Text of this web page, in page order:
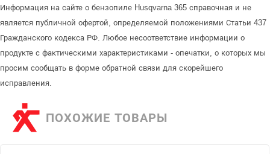
Информация на сайте о бензопиле Husqvarna 365 справочная и не
является публичной офертой, определяемой положениями Статьи 437
Гражданского кодекса РФ. Любое несоответствие информации о
продукте с фактическими характеристиками - опечатки, о которых мы
просим сообщать в форме обратной связи для скорейшего
исправления.
ПОХОЖИЕ ТОВАРЫ